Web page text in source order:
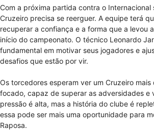
Com a próxima partida contra o Internacional
Cruzeiro precisa se reerguer. A equipe terá
recuperar a confiança e a forma que a levou
início do campeonato. O técnico Leonardo
fundamental em motivar seus jogadores e
desafios que estão por vir.
Os torcedores esperam ver um Cruzeiro mais
focado, capaz de superar as adversidades e
pressão é alta, mas a história do clube é
essa pode ser mais uma oportunidade para
Raposa.